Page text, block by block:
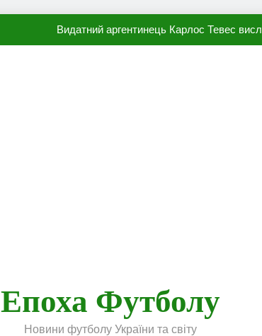
Видатний аргентинець Карлос Тевес
Епоха Футболу
Новини футболу України та світу